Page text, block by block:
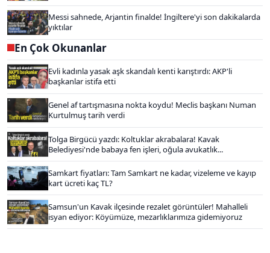
Messi sahnede, Arjantin finalde! İngiltere'yi son dakikalarda
yıktılar
En Çok Okunanlar
Evli kadınla yasak aşk skandalı kenti karıştırdı: AKP'li
başkanlar istifa etti
Genel af tartışmasına nokta koydu! Meclis başkanı Numan
Kurtulmuş tarih verdi
Tolga Birgücü yazdı: Koltuklar akrabalara! Kavak
Belediyesi'nde babaya fen işleri, oğula avukatlık...
Samkart fiyatları: Tam Samkart ne kadar, vizeleme ve kayıp
kart ücreti kaç TL?
Samsun'un Kavak ilçesinde rezalet görüntüler! Mahalleli
isyan ediyor: Köyümüze, mezarlıklarımıza gidemiyoruz